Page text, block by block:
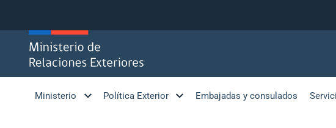
Ministerio Política Exterior Embajadas y consulados